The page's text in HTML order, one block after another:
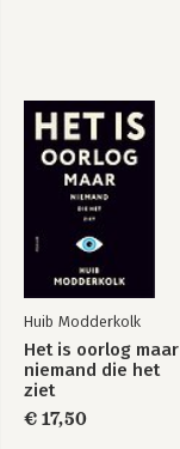
Huib Modderkolk
Het is oorlog maar
niemand die het
ziet
€ 17,50